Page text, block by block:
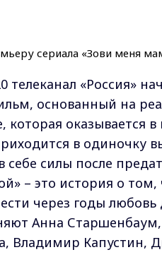
телеканал «Россия»
основанный на
которая оказывается
в одиночку
себе силы после
– это история о
через годы
Анна
Владимир Капустин,